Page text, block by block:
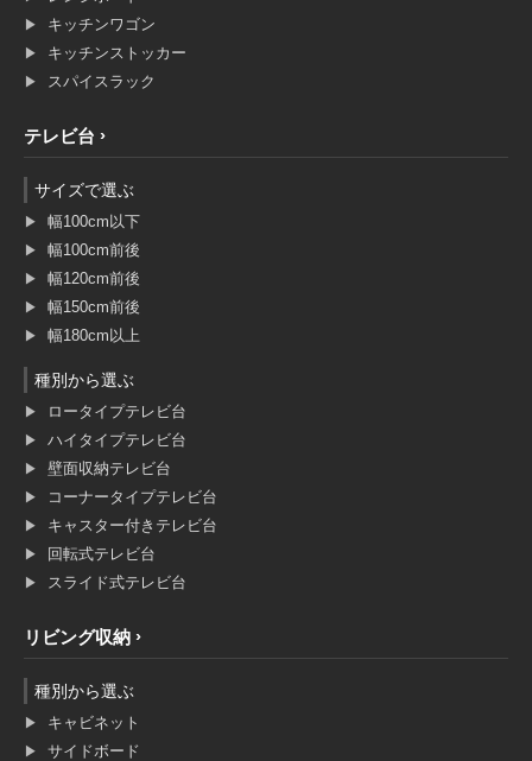
キッチンワゴン
キッチンストッカー
スパイスラック
テレビ台
サイズで選ぶ
幅100cm以下
幅100cm前後
幅120cm前後
幅150cm前後
幅180cm以上
種別から選ぶ
ロータイプテレビ台
ハイタイプテレビ台
壁面収納テレビ台
コーナータイプテレビ台
キャスター付きテレビ台
回転式テレビ台
スライド式テレビ台
リビング収納
種別から選ぶ
キャビネット
サイドボード